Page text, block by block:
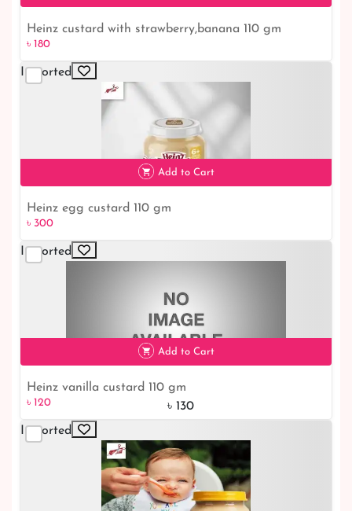
৳ 180
Heinz custard with strawberry,banana 110 gm
৳ 180
Imported
৳ 300
Add to Cart
Heinz egg custard 110 gm
৳ 300
Imported
Add to Cart
Heinz vanilla custard 110 gm
৳ 120
৳ 130
Imported